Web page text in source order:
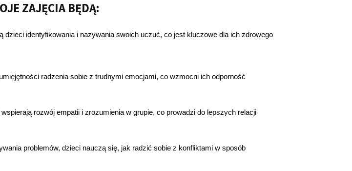
ZAJĘCIA BĘDĄ:
dzieci identyfikowania i nazywania swoich uczuć, co jest kluczowe dla ich zdrowego
radzenia sobie z trudnymi emocjami, co wzmocni ich odporność
rozwój empatii i zrozumienia w grupie, co prowadzi do lepszych relacji
problemów, dzieci nauczą się, jak radzić sobie z konfliktami w sposób